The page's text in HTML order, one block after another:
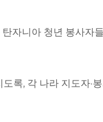
자니아 청년 봉사자
록, 각 나라 지도자·